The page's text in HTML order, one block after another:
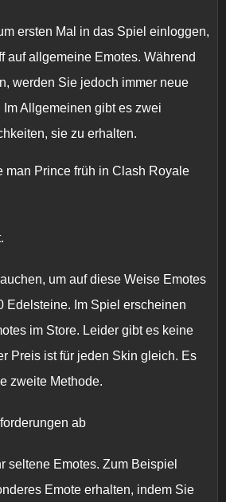
ersten Mal in das Spiel einloggen,
auf allgemeine Emotes. Während
werden Sie jedoch immer neue
Im Allgemeinen gibt es zwei
sie zu erhalten.
man Prince früh in Clash Royale
um auf diese Weise Emotes
Edelsteine. Im Spiel erscheinen
im Store. Leider gibt es keine
Preis ist für jeden Skin gleich. Es
zweite Methode.
ab
seltene Emotes. Zum Beispiel
Emote erhalten, indem Sie